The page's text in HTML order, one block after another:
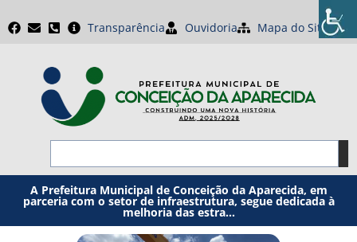
Transparência Ouvidoria Mapa do Site
A Prefeitura Municipal de Conceição da Aparecida, em
parceria com o setor de infraestrutura, segue dedicada à
melhoria das estra…